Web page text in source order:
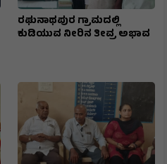
ರಘುನಾಥಪುರ ಗ್ರಾಮದಲ್ಲಿ
ಕುಡಿಯುವ ನೀರಿನ ತೀವ್ರ ಅಭಾವ